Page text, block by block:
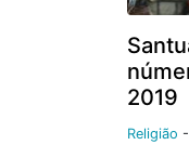
2019
Religião -